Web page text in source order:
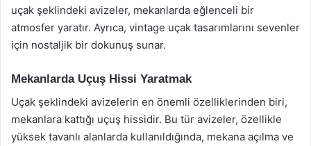
uçak şeklindeki avizeler, mekanlarda eğlenceli bir
atmosfer yaratır. Ayrıca, vintage uçak tasarımlarını sevenler
için nostaljik bir dokunuş sunar.
Mekanlarda Uçuş Hissi Yaratmak
Uçak şeklindeki avizelerin en önemli özelliklerinden biri,
mekanlara kattığı uçuş hissidir. Bu tür avizeler, özellikle
yüksek tavanlı alanlarda kullanıldığında, mekana açılma ve